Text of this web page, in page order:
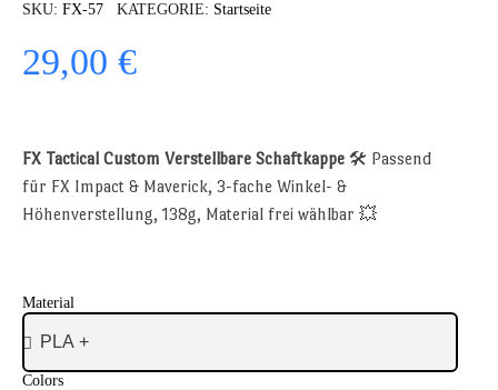
SKU FX-57 KATEGORIE Startseite
29,00 €
FX Tactical Custom Verstellbare Schaftkappe 🛠️ Passend
für FX Impact & Maverick, 3-fache Winkel- &
Höhenverstellung, 138g, Material frei wählbar 💥
Material
Colors